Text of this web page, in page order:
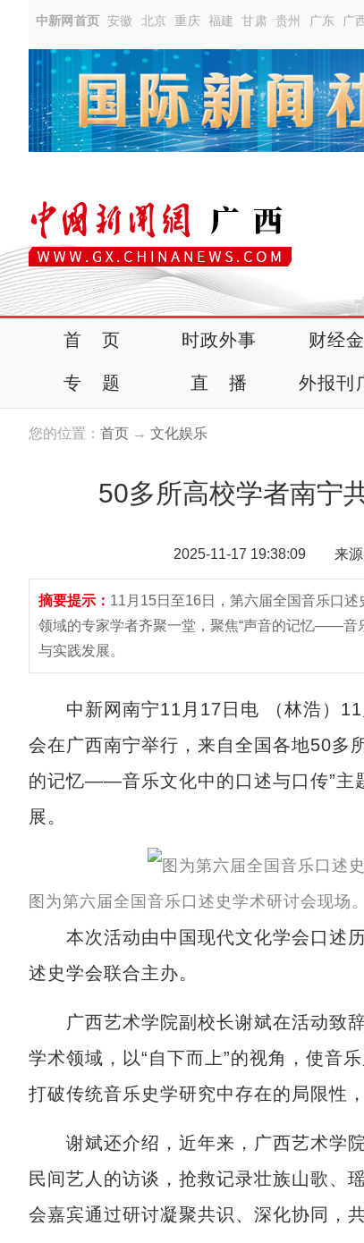
中新网首页 安徽 北京 重庆 福建 甘肃 贵州 广东 广
首 页 时政外事 财经
专 题 直 播 外报刊
您的位置： 首页 → 文化娱乐
50多所高校学者南宁
2025-11-17 19:38:09 来源
摘要提示： 11月15日至16日，第六届全国音乐口
领域的专家学者齐聚一堂，聚焦“声音的记忆——音
与实践发展。
中新网南宁11月17日电 （林浩）11
会在广西南宁举行，来自全国各地50多
的记忆——音乐文化中的口述与口传”主
展。
图为第六届全国音乐口述史学术研讨会现场
本次活动由中国现代文化学会口述历
述史学会联合主办。
广西艺术学院副校长谢斌在活动致辞
学术领域，以“自下而上”的视角，使音
打破传统音乐史学研究中存在的局限性
谢斌还介绍，近年来，广西艺术学院
民间艺人的访谈，抢救记录壮族山歌、
会嘉宾通过研讨凝聚共识、深化协同，